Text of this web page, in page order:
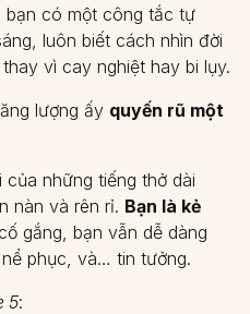
bạn có một công tắc tự
luôn biết cách nhìn đời
vì cay nghiệt hay bi lụy.
lượng ấy quyến rũ một
những tiếng thở dài
nàn và rên rỉ. Bạn là kẻ
gắng, bạn vẫn dễ dàng
phục, và… tin tưởng.
5: